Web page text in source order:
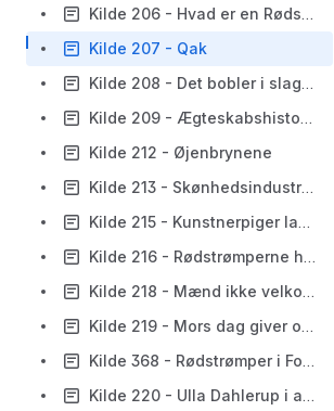
Kilde 206 - Hvad er en Rødstrømpe?
Kilde 207 - Qak
Kilde 208 - Det bobler i slaggedyngen slammet koger over
Kilde 209 - Ægteskabshistorier
Kilde 212 - Øjenbrynene
Kilde 213 - Skønhedsindustrien
Kilde 215 - Kunstnerpiger laver kvindeoprør
Kilde 216 - Rødstrømperne har gjort kvindesagen politisk
Kilde 218 - Mænd ikke velkomne
Kilde 219 - Mors dag giver os kvalme
Kilde 368 - Rødstrømper i Folketinget: Vi vil have ligeløn nu
Kilde 220 - Ulla Dahlerup i armene på politibetjent busaktionen 10.5.1970